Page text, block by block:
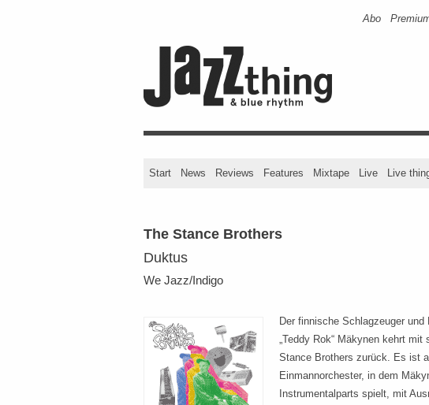
Abo
Start News Reviews Features Mixtape Live Live
The Stance Brothers
Duktus
We Jazz/Indigo
Der finnische Schlagzeuger und
„Teddy Rok“ Mäkynen kehrt mit
Stance Brothers zurück. Es ist
Einmannorchester, in dem
Instrumentalparts spielt, mit